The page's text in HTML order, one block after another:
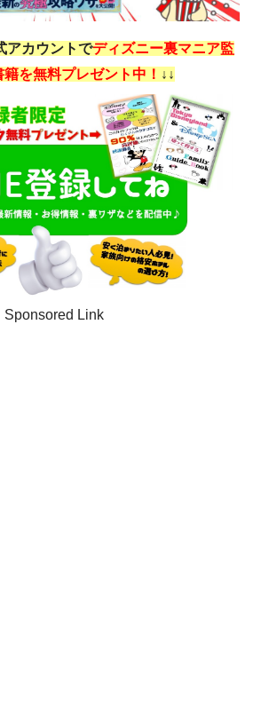
アカウントでディズニー裏マニア監
を無料プレゼント中！ ↓↓
Sponsored Link